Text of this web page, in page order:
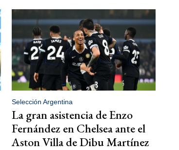
Selección Argentina
La gran asistencia de Enzo
Fernández en Chelsea ante el
Aston Villa de Dibu Martínez